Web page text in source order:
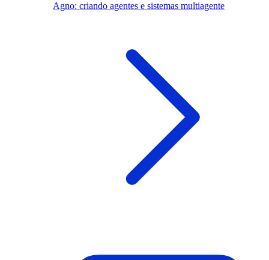
Agno: criando agentes e sistemas multiagente